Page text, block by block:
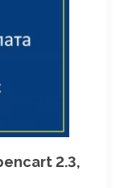
2.3,